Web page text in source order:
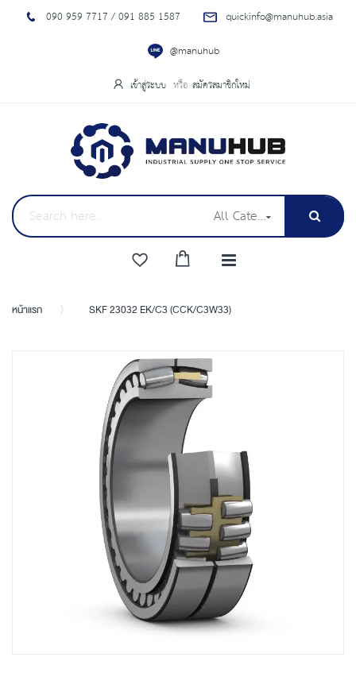
090 959 7717 / 091 885 1587
quickinfo@manuhub.asia
@manuhub
เข้าสู่ระบบ สมัครสมาชิกใหม่
All Categories
หน้าแรก SKF 23032 EK/C3 (CCK/C3W33)
Skip
to
the
end
of
the
images
gallery